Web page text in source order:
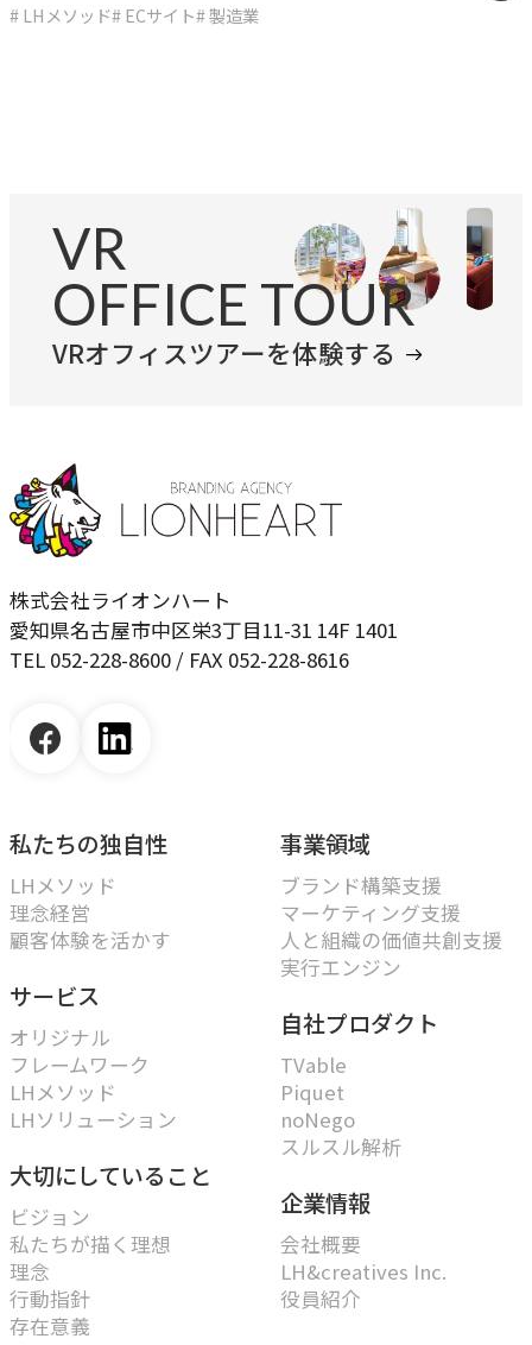
オリジナルフレームワーク
→
独自の問題解決手法
LHソリューション
PRODUCT
自社プロダクト
ます。
適正価格を守る仕組みに
スルスル解析
Webサイト分析をAIで自動に
VALUES
私たちのビジョン、理念、カルチャーをご紹介します。
「Revs Shop Online」制作事例
# LHメソッド# ECサイト# 製造業
VR
OFFICE TOUR
VRオフィスツアーを体験する
株式会社ライオンハート
愛知県名古屋市中区栄3丁目11-31 14F 1401
TEL 052-228-8600 / FAX 052-228-8616
私たちの独自性
LHメソッド
理念経営
顧客体験を活かす
サービス
オリジナル
フレームワーク
LHメソッド
LHソリューション
大切にしていること
ビジョン
私たちが描く理想
理念
行動指針
存在意義
事業領域
ブランド構築支援
マーケティング支援
人と組織の価値共創支援
実行エンジン
自社プロダクト
TVable
Piquet
noNego
スルスル解析
企業情報
会社概要
LH&creatives Inc.
役員紹介